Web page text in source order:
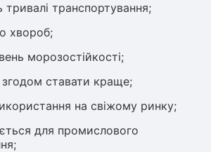
тривалі транспортування;
хвороб;
морозостійкості;
ставати краще;
на свіжому ринку;
для промислового